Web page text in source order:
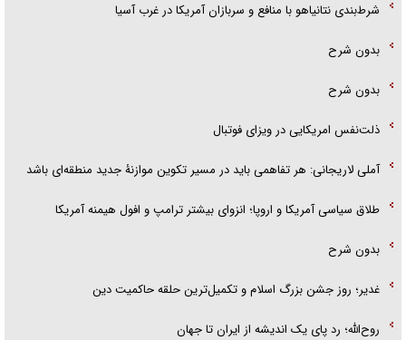
شرط‌بندی نتانیاهو با منافع و سربازان آمریکا در غرب آسیا
بدون شرح
بدون شرح
ذلت‌نفس امریکایی در ویزای فوتبال
آملی لاریجانی: هر تفاهمی باید در مسیر تکوین موازنۀ جدید منطقه‌ای باشد
طلاق سیاسی آمریکا و اروپا؛ انزوای بیشتر ترامپ و افول هیمنه آمریکا
بدون شرح
غدیر؛ روز جشن بزرگ اسلام و تکمیل‌ترین حلقه حاکمیت دین
روح‌الله؛ رد پای یک اندیشه از ایران تا جهان